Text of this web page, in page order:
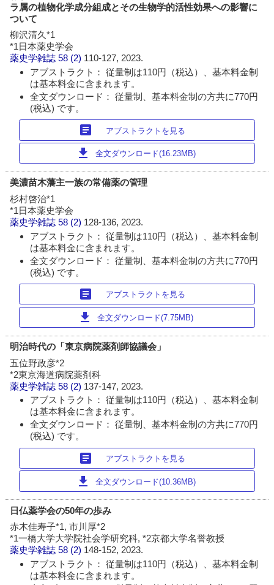
ラ属の植物化学成分組成とその生物学的活性効果への影響に
ついて
柳沢清久*1
*1日本薬史学会
薬史学雑誌 58 (2) 110-127, 2023.
アブストラクト： 従量制は110円（税込）、基本料金制
は基本料金に含まれます。
全文ダウンロード： 従量制、基本料金制の方共に770円
(税込) です。
article アブストラクトを見る
download 全文ダウンロード(16.23MB)
美濃苗木藩主一族の常備薬の管理
杉村啓治*1
*1日本薬史学会
薬史学雑誌 58 (2) 128-136, 2023.
アブストラクト： 従量制は110円（税込）、基本料金制
は基本料金に含まれます。
全文ダウンロード： 従量制、基本料金制の方共に770円
(税込) です。
article アブストラクトを見る
download 全文ダウンロード(7.75MB)
明治時代の「東京病院薬剤師協議会」
五位野政彦*2
*2東京海道病院薬剤科
薬史学雑誌 58 (2) 137-147, 2023.
アブストラクト： 従量制は110円（税込）、基本料金制
は基本料金に含まれます。
全文ダウンロード： 従量制、基本料金制の方共に770円
(税込) です。
article アブストラクトを見る
download 全文ダウンロード(10.36MB)
日仏薬学会の50年の歩み
赤木佳寿子*1, 市川厚*2
*1一橋大学大学院社会学研究科, *2京都大学名誉教授
薬史学雑誌 58 (2) 148-152, 2023.
アブストラクト： 従量制は110円（税込）、基本料金制
は基本料金に含まれます。